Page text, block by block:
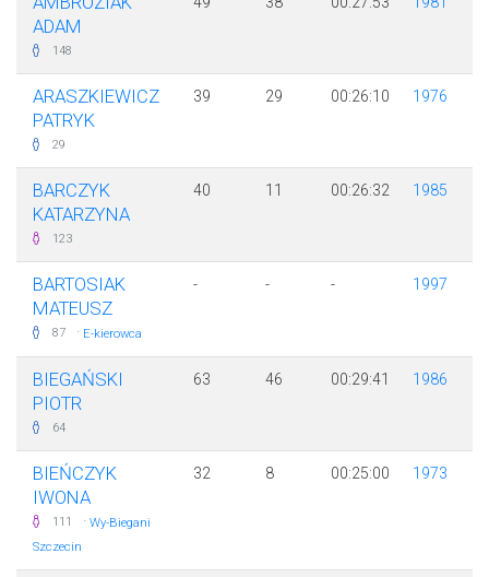
ADAM
148
ARASZKIEWICZ
PATRYK
29
39 29 00:26:10 1976
BARCZYK
KATARZYNA
123
40 11 00:26:32 1985
BARTOSIAK
MATEUSZ
87 · E-kierowca
- - - 1997
BIEGAŃSKI
PIOTR
64
63 46 00:29:41 1986
BIEŃCZYK
IWONA
111 · Wy-Biegani
Szczecin
32 8 00:25:00 1973